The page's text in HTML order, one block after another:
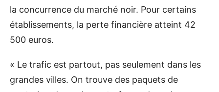
la concurrence du marché noir. Pour certains
établissements, la perte financière atteint 42
500 euros.
« Le trafic est partout, pas seulement dans les
grandes villes. On trouve des paquets de